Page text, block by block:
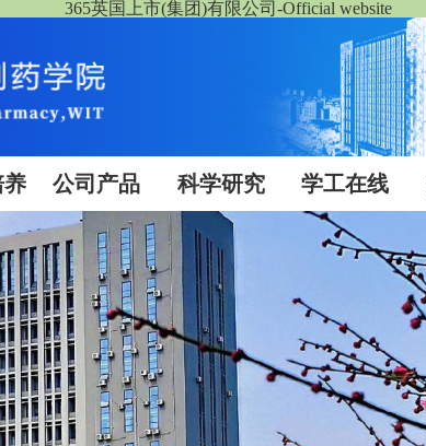
365英国上市(集团)有限公司-Official website
养 公司产品 科学研究 学工在线